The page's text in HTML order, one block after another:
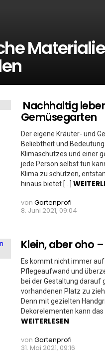
Nachhaltig
Gemüsegarten
Der eigene Kräuter- und
Beliebtheit und
Klimaschutzes und einer
jede Person selbst tun
Klima zu schützen,
hinaus bietet […]
von Gartenprofi
8. Juni 2021, 09:04
Klein, aber oho
Es kommt nicht immer
Pflegeaufwand und
bei der Gestaltung darauf
vorhandenen Platz zu
Denn mit gezielten
Dekorelementen kann
WEITERLESEN
von Gartenprofi
31. Mai 2021, 09:16